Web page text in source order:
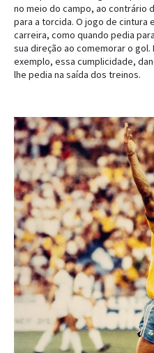
no meio do campo, ao contrário
para a torcida. O jogo de cintura
carreira, como quando pedia
sua direção ao comemorar o
exemplo, essa cumplicidade,
lhe pedia na saída dos treinos.